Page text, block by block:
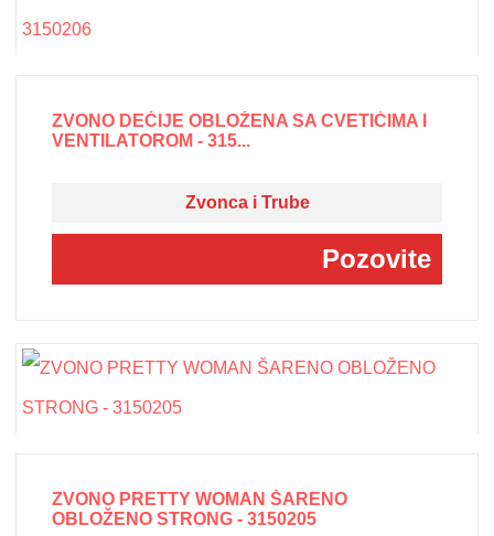
ZVONO DEČIJE OBLOŽENA SA CVETIĆIMA I
VENTILATOROM - 315...
Zvonca i Trube
Pozovite
ZVONO PRETTY WOMAN ŠARENO
OBLOŽENO STRONG - 3150205